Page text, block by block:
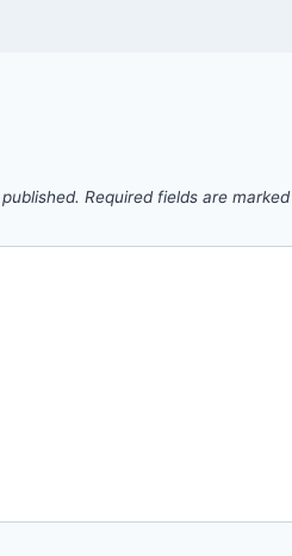
Required fields are marked